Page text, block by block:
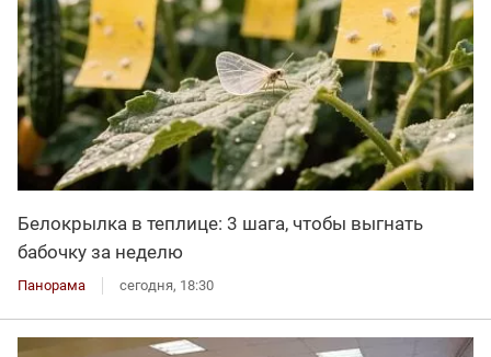
Белокрылка в теплице: 3 шага, чтобы выгнать
бабочку за неделю
Панорама сегодня, 18:30